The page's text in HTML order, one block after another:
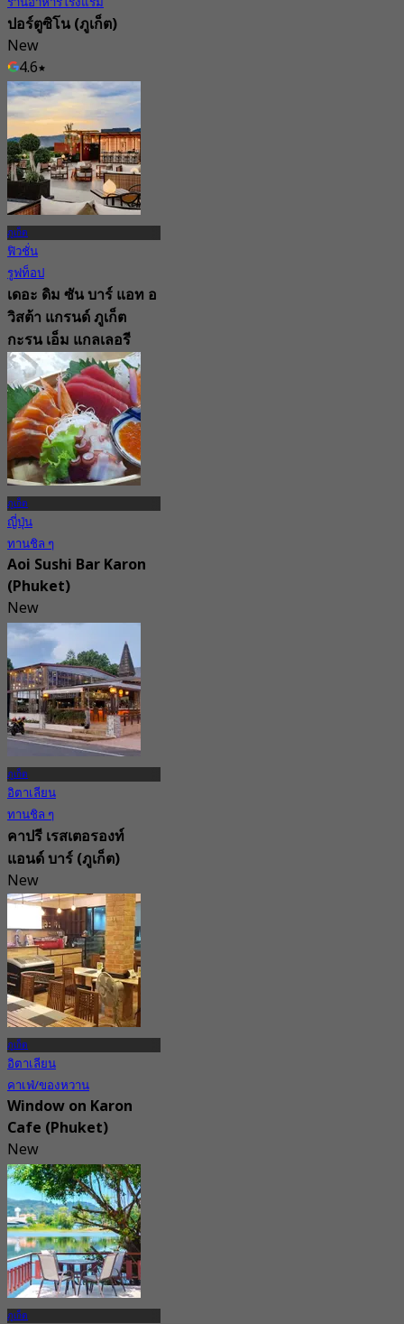
ปอร์ตูซิโน (ภูเก็ต)
New
4.6
จาก฿ 530
ภูเก็ต
ฟิวชั่น
รูฟท็อป
เดอะ ดิม ซัน บาร์ แอท อ
วิสต้า แกรนด์ ภูเก็ต
กะรน เอ็ม แกลเลอรี
คอลเลกชัน (ภูเก็ต)
New
5.0
จาก฿ 1,299
ภูเก็ต
ญี่ปุ่น
ทานชิล ๆ
Aoi Sushi Bar Karon
(Phuket)
New
จาก ฿ 447.5
ภูเก็ต
อิตาเลียน
ทานชิล ๆ
คาปรี เรสเตอรองท์
แอนด์ บาร์ (ภูเก็ต)
New
3.2
จาก฿ 425
ภูเก็ต
อิตาเลียน
คาเฟ่/ของหวาน
Window on Karon
Cafe (Phuket)
New
3.9
จาก฿ 362.5
ภูเก็ต